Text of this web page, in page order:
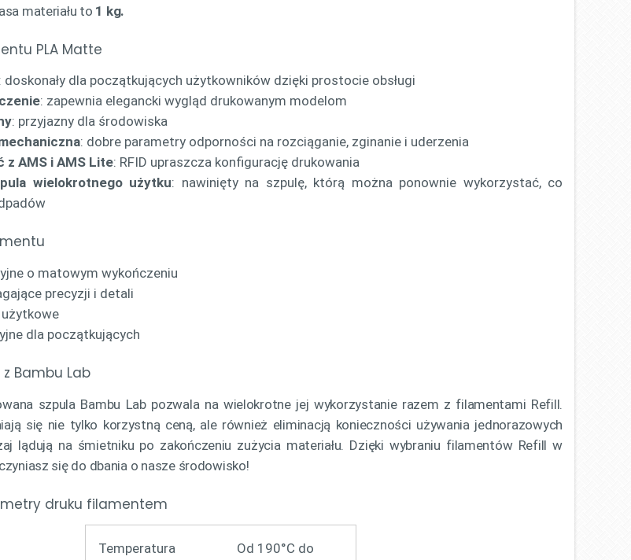
materiału to 1 kg.
PLA Matte
: doskonały dla początkujących użytkowników dzięki prostocie obsługi
: zapewnia elegancki wygląd drukowanym modelom
: przyjazny dla środowiska
: dobre parametry odporności na rozciąganie, zginanie i uderzenia
z AMS i AMS Lite: RFID upraszcza konfigurację drukowania
wielokrotnego użytku: nawinięty na szpulę, którą można ponownie wykorzystać, co
o matowym wykończeniu
precyzji i detali
dla początkujących
Bambu Lab
szpula Bambu Lab pozwala na wielokrotne jej wykorzystanie razem z filamentami Refill.
się nie tylko korzystną ceną, ale również eliminacją konieczności używania jednorazowych
lądują na śmietniku po zakończeniu zużycia materiału. Dzięki wybraniu filamentów Refill w
się do dbania o nasze środowisko!
druku filamentem
Temperatura
Od 190°C do